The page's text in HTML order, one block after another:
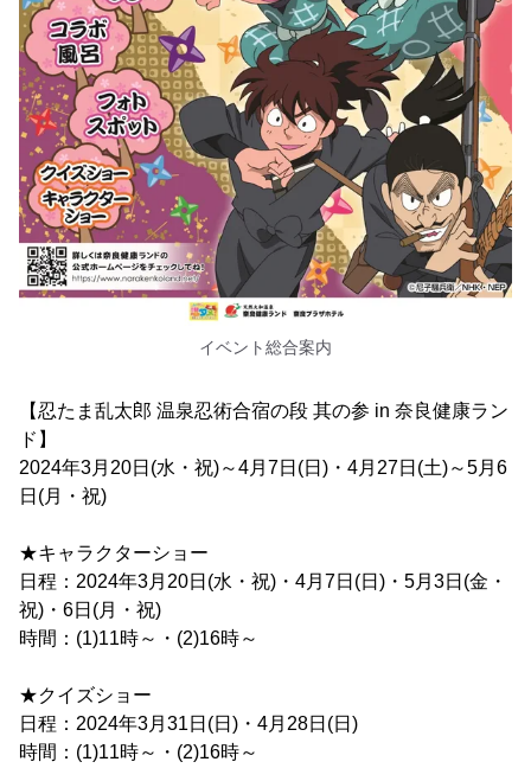
イベント総合案内
【忍たま乱太郎 温泉忍術合宿の段 其の参 in 奈良健康ラン
ド】
2024年3月20日(水・祝)～4月7日(日)・4月27日(土)～5月6
日(月・祝)
★キャラクターショー
日程：2024年3月20日(水・祝)・4月7日(日)・5月3日(金・
祝)・6日(月・祝)
時間：(1)11時～・(2)16時～
★クイズショー
日程：2024年3月31日(日)・4月28日(日)
時間：(1)11時～・(2)16時～